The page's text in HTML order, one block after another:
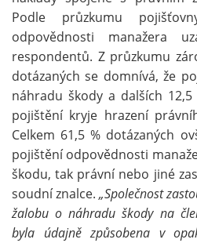
Podle průzkumu
odpovědnosti manažera
respondentů. Z průzkumu
dotázaných se domnívá, že
náhradu škody a dalších
pojištění kryje hrazení
Celkem 61,5 % dotázaných
pojištění odpovědnosti
škodu, tak právní nebo jiné
soudní znalce. „Společnost
žalobu o náhradu škody na
byla údajně způsobena v